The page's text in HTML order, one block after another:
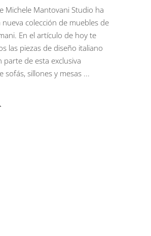
Michele Mantovani Studio ha
nueva colección de muebles de
En el artículo de hoy te
las piezas de diseño italiano
de esta exclusiva
sofás, sillones y mesas